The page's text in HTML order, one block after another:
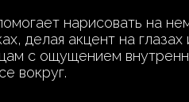
нарисовать на
делая акцент на глазах
с ощущением
вокруг.